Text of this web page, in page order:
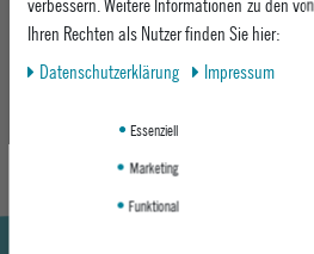
Material: 10 % Polycarbonat, 90 % EPS
MEHR INFORMATIONEN ZUM EU
Ihren Rechten als Nutzer finden Sie hier:
Daten­schutz­erklärung
Impressum
Essenziell
Marketing
Funktional